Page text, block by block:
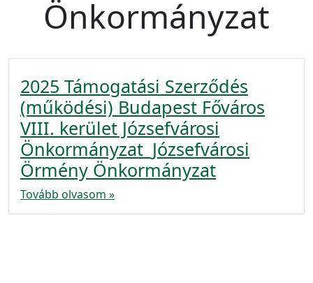
Önkormányzat
2025 Támogatási Szerződés
(működési) Budapest Főváros
VIII. kerület Józsefvárosi
Önkormányzat_Józsefvárosi
Örmény Önkormányzat
Tovább olvasom »